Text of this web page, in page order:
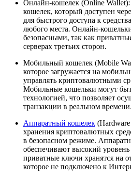
Онлайн-кошелек (Online
кошелек, который доступен
для быстрого доступа к
любого места. Онлайн-
безопасными, так как
серверах третьих сторон.
Мобильный кошелек (Mobile
которое загружается на
управлять криптовалютными
Мобильные кошельки могут
технологией, что позволяет
транзакции в реальном времени.
Аппаратный кошелек
хранения криптовалютных
в безопасном режиме.
обеспечивают высокий уровень
приватные ключи хранятся на
которое не подключено к